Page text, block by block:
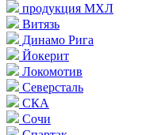
продукция МХЛ
Витязь
Динамо Рига
Йокерит
Локомотив
Северсталь
СКА
Сочи